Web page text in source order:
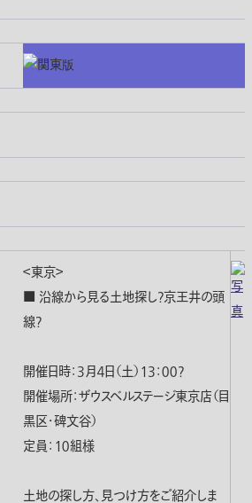
＜東京＞
■ 沿線から見る土地探し?京王井の頭
線?
開催日時：３月４日（土）１３：００?
開催場所：ザウスベルステージ東京店（目
黒区・碑文谷）
定員：１０組様
土地の探し方、見つけ方をご紹介しま